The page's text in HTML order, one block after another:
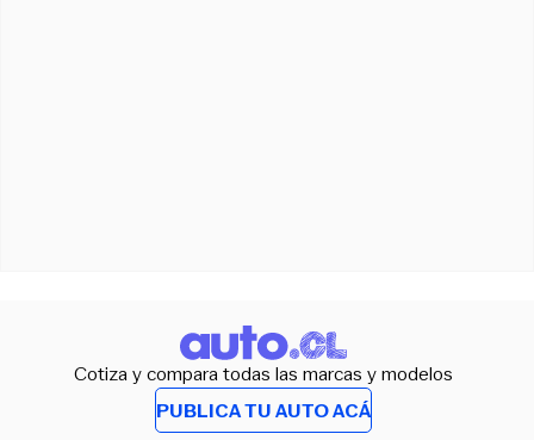
Cotiza y compara todas las marcas y modelos
PUBLICA TU AUTO ACÁ